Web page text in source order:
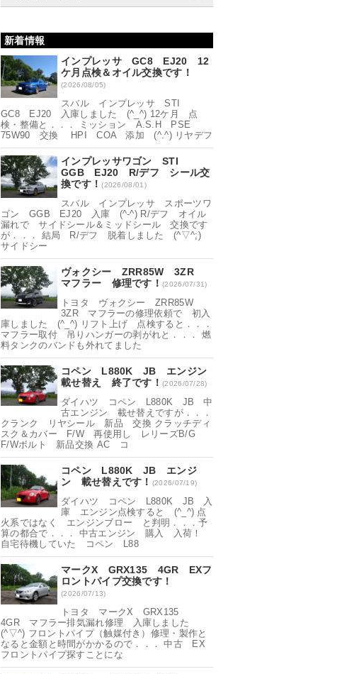
新着情報
インプレッサ GC8 EJ20 12
ケ月点検＆オイル交換です！
(2026/08/05)
スバル インプレッサ STI
GC8 EJ20 入庫しました (^_^) 12ケ月 点
検・整備と．．． ミッション A.S.H PSE
75W90 交換 HPI COA 添加 (^.^) リヤデフ
インプレッサワゴン STI
GGB EJ20 R/デフ シール交
換です！(2026/08/01)
スバル インプレッサ スポーツワ
ゴン GGB EJ20 入庫 (^-^) R/デフ オイル
漏れで サイドシール＆ミッドシール 交換です
が．．． 結局 R/デフ 脱着しました (^▽^;)
サイドシー
ヴォクシー ZRR85W 3ZR
マフラー 修理です！ (2026/07/31)
トヨタ ヴォクシー ZRR85W
3ZR マフラーの修理依頼で 初入
庫しました (^_^) リフト上げ 点検すると．．．
マフラー取付 吊りハンガーの剥がれと．．． 燃
料タンクのバンドも外れてました
コペン L880K JB エンジン
載せ替え 終了です！ (2026/07/28)
ダイハツ コペン L880K JB 中
古エンジン 載せ替えですが．．．
クランク リヤシール 新品 交換 クラッチディ
スク＆カバー F/W 再使用し レリーズB/G
F/Wボルト 新品交換 AC コ
コペン L880K JB エンジ
ン 載せ替えです！ (2026/07/19)
ダイハツ コペン L880K JB 入
庫 エンジン点検すると (^_^) 点
火系ではなく エンジンブロー と判明．．．予
算の都合で．．． 中古エンジン 購入 入荷！
自宅待機していた コペン L88
マークX GRX135 4GR EXフ
ロントパイプ交換です！
(2026/07/13)
トヨタ マークX GRX135
4GR マフラー排気漏れ修理 入庫しました
(^▽^) フロントパイプ（触媒付き）修理・製作と
なると金額と時間がかかるので．．． 中古 EX
フロントパイプ探すことにな